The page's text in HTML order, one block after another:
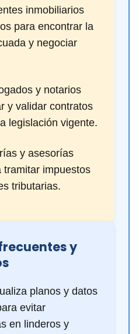
inmobiliarios
para encontrar la
y negociar
y notarios
y validar contratos
legislación vigente.
y asesorías
tramitar impuestos
tributarias.
y
planos y datos
evitar
en linderos y